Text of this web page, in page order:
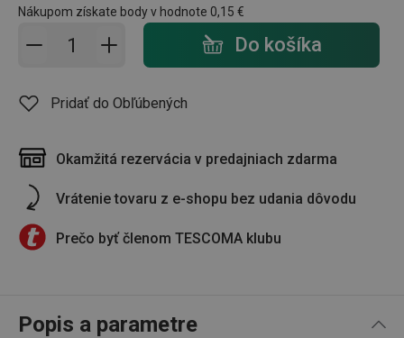
Nákupom získate body v hodnote 0,15 €
Pridať do košíka - počet Do košíka
Pridať do Obľúbených
Okamžitá rezervácia v predajniach zdarma
Vrátenie tovaru z e-shopu bez udania dôvodu
Prečo byť členom TESCOMA klubu
Popis a parametre